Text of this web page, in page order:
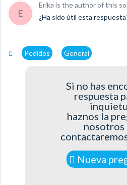
E
Erika is the author of this
¿Ha sido útil esta
Pedidos General
Si no has
respuesta
haznos la
nosotros
Nueva